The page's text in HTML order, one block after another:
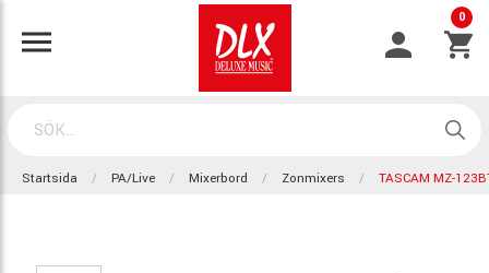
0
Startsida PA/Live Mixerbord Zonmixers TASCAM MZ-